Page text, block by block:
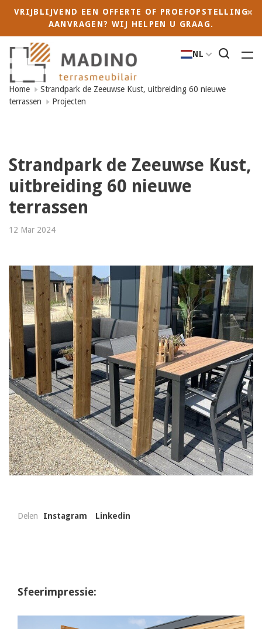
VRIJBLIJVEND EEN OFFERTE OF PROEFOPSTELLING
AANVRAGEN? WIJ HELPEN U GRAAG.
NL
Home
Strandpark de Zeeuwse Kust, uitbreiding 60 nieuwe
terrassen
Projecten
Strandpark de Zeeuwse Kust,
uitbreiding 60 nieuwe
terrassen
12 Mar 2024
Delen Instagram Linkedin
Sfeerimpressie: